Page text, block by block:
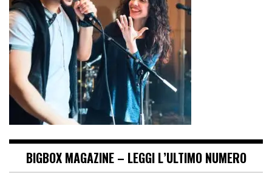
BIGBOX MAGAZINE – LEGGI L’ULTIMO NUMERO